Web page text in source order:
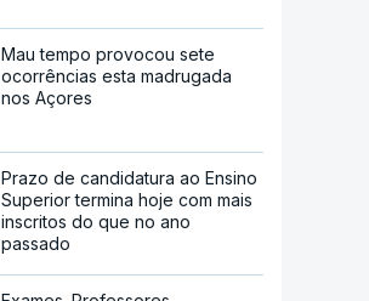
Mau tempo provocou sete
ocorrências esta madrugada
nos Açores
Prazo de candidatura ao Ensino
Superior termina hoje com mais
inscritos do que no ano
passado